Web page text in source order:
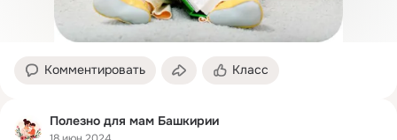
Комментировать Класс
Полезно для мам Башкирии